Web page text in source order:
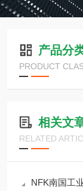
产品分
PRODUCT
相关文
RELATED
NFK南国工